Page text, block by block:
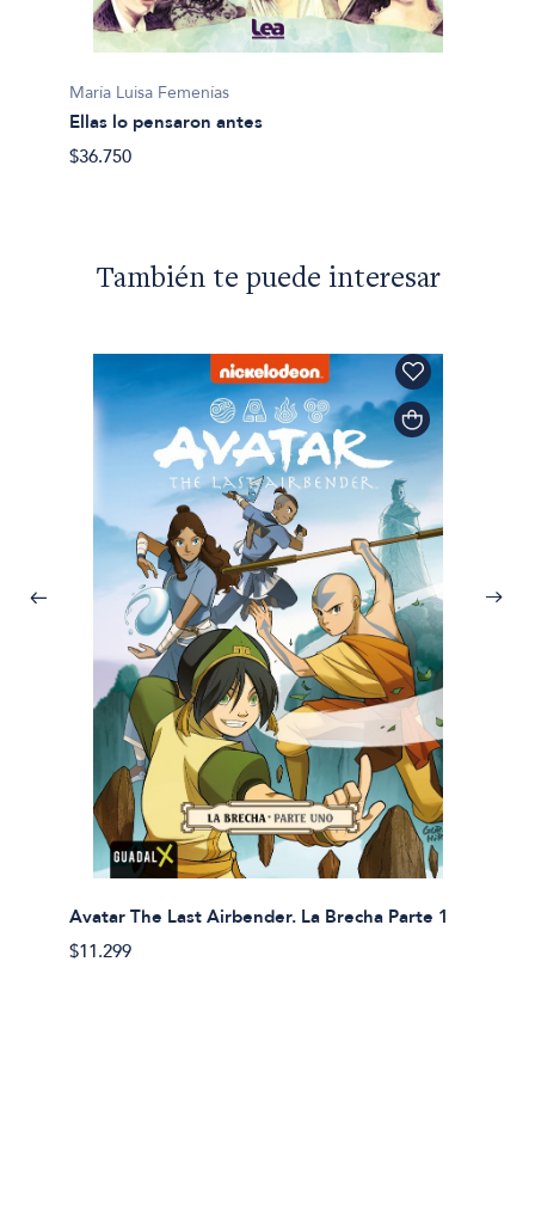
María Luisa Femenías
Ellas lo pensaron antes
$36.750
También te puede interesar
Avatar The Last Airbender. La Brecha Parte 1
$11.299